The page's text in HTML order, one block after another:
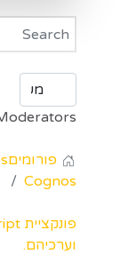
פורומים
Cognos
וערכיהם.